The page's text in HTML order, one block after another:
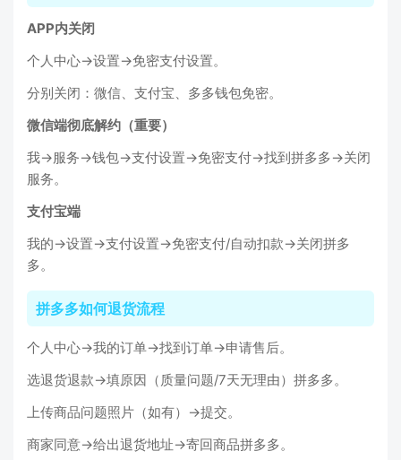
APP内关闭
个人中心→设置→免密支付设置。
分别关闭：微信、支付宝、多多钱包免密。
微信端彻底解约（重要）
我→服务→钱包→支付设置→免密支付→找到拼多多→关闭
服务。
支付宝端
我的→设置→支付设置→免密支付/自动扣款→关闭拼多
多。
拼多多如何退货流程
个人中心→我的订单→找到订单→申请售后。
选退货退款→填原因（质量问题/7天无理由）拼多多。
上传商品问题照片（如有）→提交。
商家同意→给出退货地址→寄回商品拼多多。